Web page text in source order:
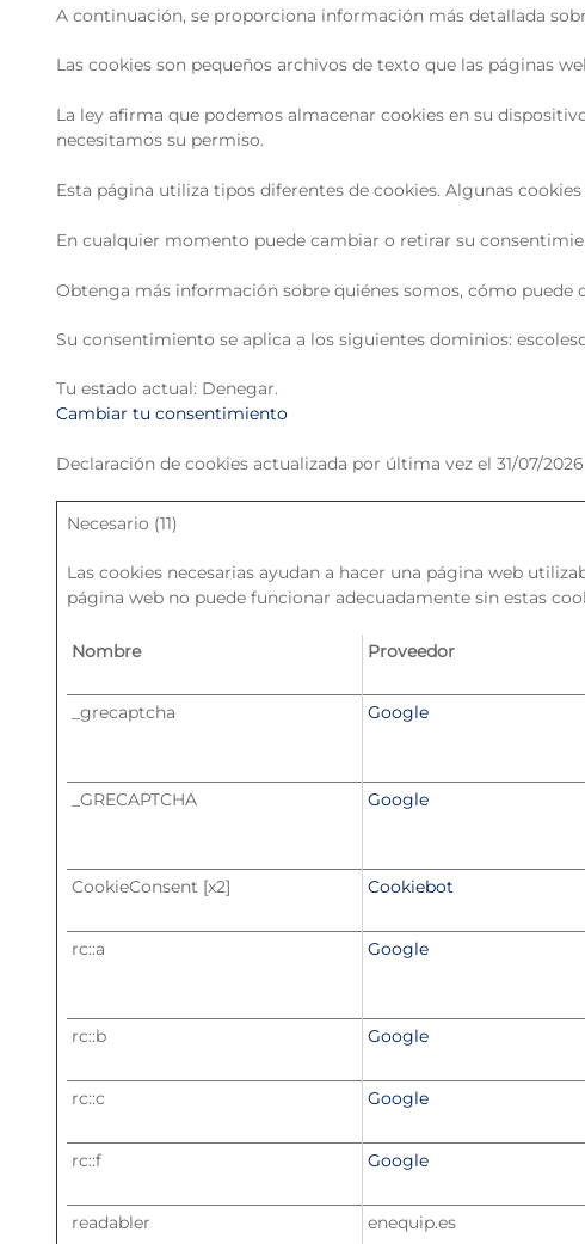
A continuación, se proporciona información más detallada
Las cookies son pequeños archivos de texto que las páginas
La ley afirma que podemos almacenar cookies en su
necesitamos su permiso.
Esta página utiliza tipos diferentes de cookies. Algunas
En cualquier momento puede cambiar o retirar su
Obtenga más información sobre quiénes somos, cómo
Su consentimiento se aplica a los siguientes dominios:
Tu estado actual: Denegar.
Cambiar tu consentimiento
Declaración de cookies actualizada por última vez el 31/07/
Necesario (11)
Las cookies necesarias ayudan a hacer una página web
página web no puede funcionar adecuadamente sin estas
Nombre Proveedor
_grecaptcha Google
_GRECAPTCHA Google
CookieConsent [x2] Cookiebot
rc::a Google
rc::b Google
rc::c
Google
rc::f
Google
readabler
enequip.es